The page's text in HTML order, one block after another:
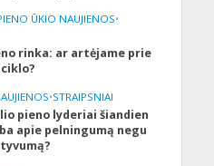
ŪKIO NAUJIENOS•
rinka: ar artėjame prie
•STRAIPSNIAI
pieno lyderiai šiandien
apie pelningumą negu